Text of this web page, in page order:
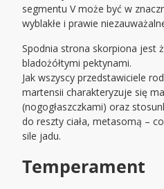
segmentu V może być w
wyblakłe i prawie
Spodnia strona skorpiona jest
bladożółtymi pektynami.
Jak wszyscy przedstawiciele
martensii charakteryzuje się
(nogogłaszczkami) oraz
do reszty ciała, metasomą –
sile jadu.
Temperament